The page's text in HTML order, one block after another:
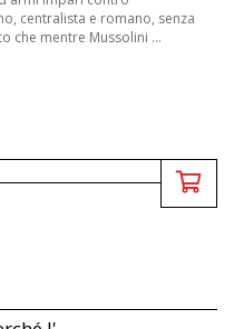
centralista e romano, senza
che mentre Mussolini ...